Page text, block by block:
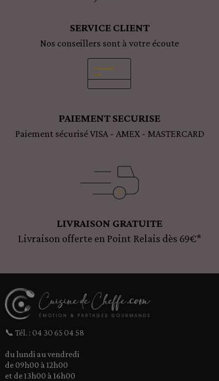
SERVICE CLIENT
Nos conseillers sont à votre écoute
PAIEMENT SECURISE
Paiement sécurisé VISA - AMEX - MASTERCARD
LIVRAISON GRATUITE
Livraison offerte en Point Relais dès 69€*
📞 Tél. : 04 30 65 04 58
du lundi au vendredi
de 09h00 à 12h00
et de 13h00 à 16h00